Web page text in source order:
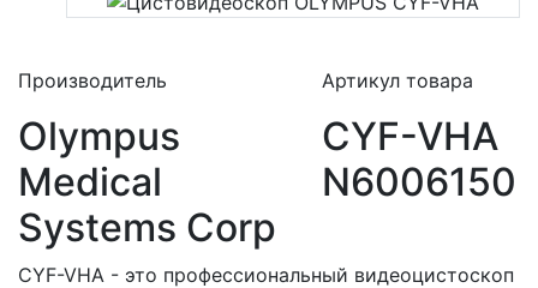
Производитель
Olympus
Medical
Systems Corp
Артикул товара
CYF-VHA
N6006150
CYF-VHA - это профессиональный видеоцистоскоп